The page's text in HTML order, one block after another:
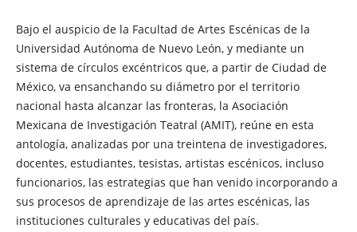
Bajo el auspicio de la Facultad de Artes Escénicas de la
Universidad Autónoma de Nuevo León, y mediante un
sistema de círculos excéntricos que, a partir de Ciudad de
México, va ensanchando su diámetro por el territorio
nacional hasta alcanzar las fronteras, la Asociación
Mexicana de Investigación Teatral (AMIT), reúne en esta
antología, analizadas por una treintena de investigadores,
docentes, estudiantes, tesistas, artistas escénicos, incluso
funcionarios, las estrategias que han venido incorporando a
sus procesos de aprendizaje de las artes escénicas, las
instituciones culturales y educativas del país.